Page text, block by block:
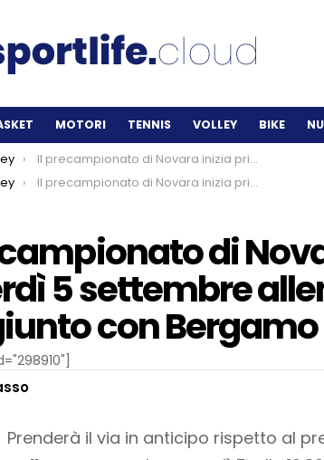
MOTORI TENNIS VOLLEY BIKE
Il precampionato di Novara inizia prima: venerdì 5 settembre allenamento congiunto con Bergamo
Il precampionato di Novara inizia prima: venerdì 5 settembre allenamento congiunto con Bergamo
di
5 settembre
con Bergamo
Prenderà il via in anticipo rispetto al